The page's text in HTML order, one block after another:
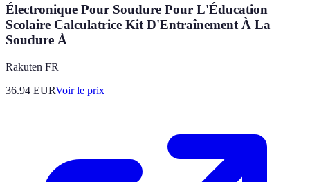
Électronique Pour Soudure Pour L'Éducation
Scolaire Calculatrice Kit D'Entraînement À La
Soudure À
Rakuten FR
36.94 EURVoir le prix